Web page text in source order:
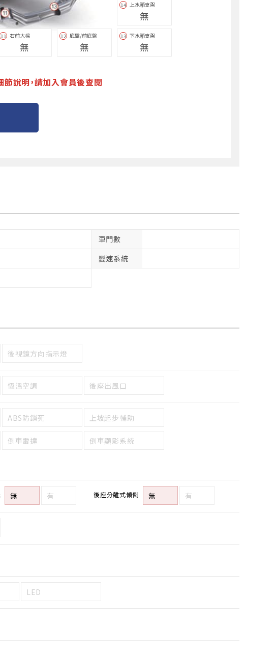
11 右前大樑
無
12 底盤/前底盤
無
13 下水箱支架
無
14 上水箱支架
無
說明，請加入會員後查閱
車門數
變速系統
後視鏡方向指示燈
恆溫空調 後座出風口
ABS防鎖死 上坡起步輔助
倒車雷達 倒車顯影系統
無 有 後座分離式傾倒 無 有
LED